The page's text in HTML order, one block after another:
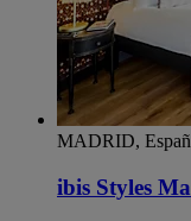
MADRID,
ibis Styles